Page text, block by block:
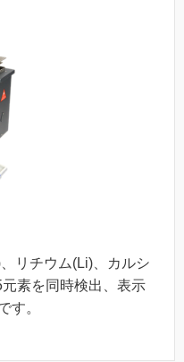
リチウム(Li)、カルシ
素を同時検出、表示
す。